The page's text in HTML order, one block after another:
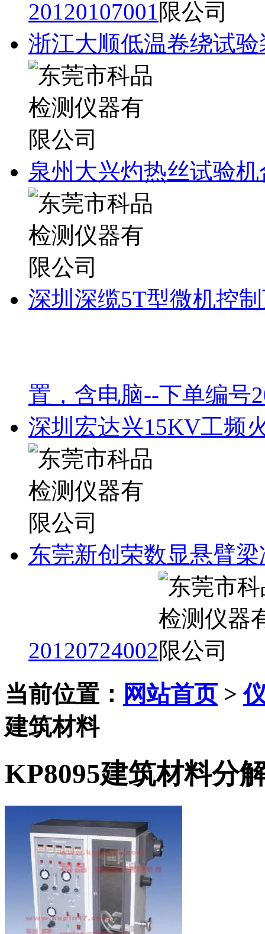
20120107001
浙江大顺低温卷绕试
泉州大兴灼热丝试验
深圳深缆5T型微机控
置，含电脑--下单编号
深圳宏达兴15KV工频
东莞新创荣数显悬臂
20120724002
当前位置： 网站首页>
建筑材料
KP8095建筑材料分